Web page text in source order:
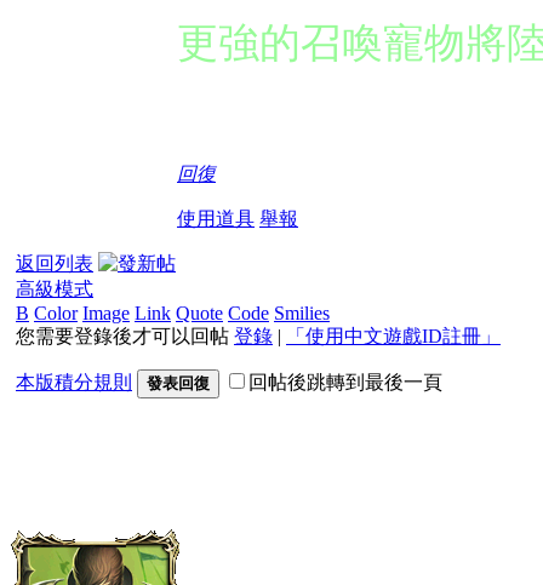
更強的召喚寵物將
回復
使用道具 舉報
返回列表
高級模式
B Color Image Link Quote Code Smilies
您需要登錄後才可以回帖 登錄 | 「使用中文遊戲ID註冊」
本版積分規則 發表回復 回帖後跳轉到最後一頁